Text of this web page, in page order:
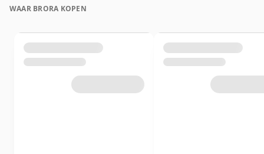
WAAR BRORA KOPEN